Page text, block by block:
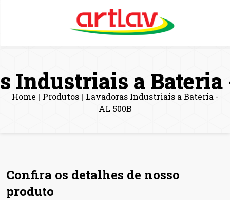
Industriais a Bateria
Home | Produtos| Lavadoras Industriais a Bateria -
AL 500B
Confira os detalhes de nosso
produto